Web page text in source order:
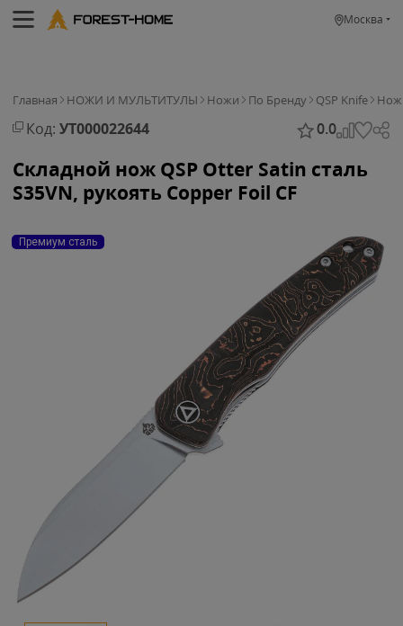
Москва
Главная НОЖИ И МУЛЬТИТУЛЫ Ножи По Бренду QSP Knife Нож
Код: УТ000022644 0.0
Складной нож QSP Otter Satin сталь
S35VN, рукоять Copper Foil CF
Премиум сталь